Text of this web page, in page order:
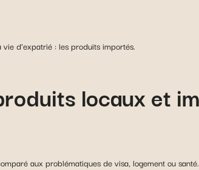
d’expatrié : les produits importés.
locaux et
aux problématiques de visa, logement ou